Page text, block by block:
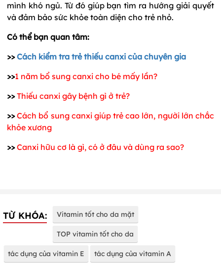
mình khó ngủ. Từ đó giúp bạn tìm ra hướng giải quyết
và đảm bảo sức khỏe toàn diện cho trẻ nhỏ.
Có thể bạn quan tâm:
>>Cách kiểm tra trẻ thiếu canxi của chuyên gia
>>1 năm bổ sung canxi cho bé mấy lần?
>>Thiếu canxi gây bệnh gì ở trẻ?
>>Cách bổ sung canxi giúp trẻ cao lớn, người lớn chắc
khỏe xương
>>Canxi hữu cơ là gì, có ở đâu và dùng ra sao?
TỪ KHÓA: Vitamin tốt cho da mặt
TOP vitamin tốt cho da
tác dụng của vitamin E tác dụng của vitamin A